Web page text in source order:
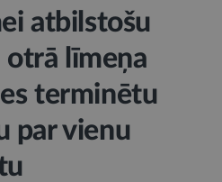
atbilstošu
līmeņa
terminētu
par vienu